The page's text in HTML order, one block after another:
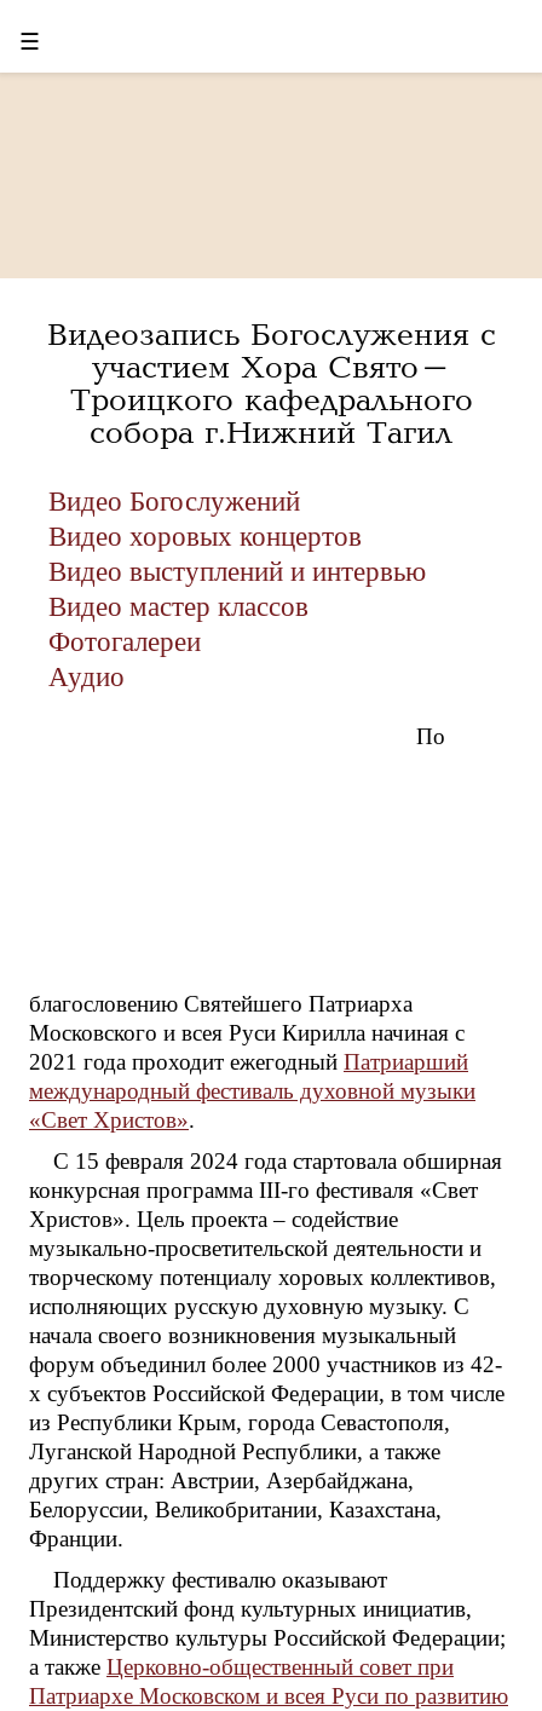
☰
Видеозапись Богослужения с
участием Хора Свято-
Троицкого кафедрального
собора г.Нижний Тагил
Видео Богослужений
Видео хоровых концертов
Видео выступлений и интервью
Видео мастер классов
Фотогалереи
Аудио
По
благословению Святейшего Патриарха
Московского и всея Руси Кирилла начиная с
2021 года проходит ежегодный Патриарший
международный фестиваль духовной музыки
«Свет Христов».
С 15 февраля 2024 года стартовала обширная
конкурсная программа III-го фестиваля «Свет
Христов». Цель проекта – содействие
музыкально-просветительской деятельности и
творческому потенциалу хоровых коллективов,
исполняющих русскую духовную музыку. С
начала своего возникновения музыкальный
форум объединил более 2000 участников из 42-
х субъектов Российской Федерации, в том числе
из Республики Крым, города Севастополя,
Луганской Народной Республики, а также
других стран: Австрии, Азербайджана,
Белоруссии, Великобритании, Казахстана,
Франции.
Поддержку фестивалю оказывают
Президентский фонд культурных инициатив,
Министерство культуры Российской Федерации;
а также Церковно-общественный совет при
Патриархе Московском и всея Руси по развитию